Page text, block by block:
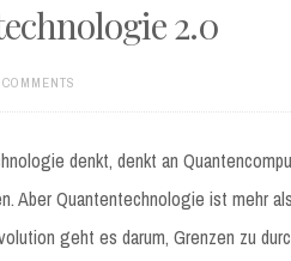
2.0
denkt, denkt an
Aber Quantentechnologie ist mehr
geht es darum, Grenzen zu